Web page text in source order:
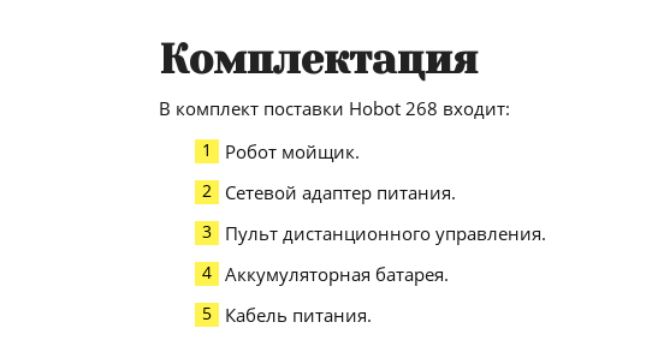
Комплектация
В комплект поставки Hobot 268 входит:
Робот мойщик.
Сетевой адаптер питания.
Пульт дистанционного управления.
Аккумуляторная батарея.
Кабель питания.